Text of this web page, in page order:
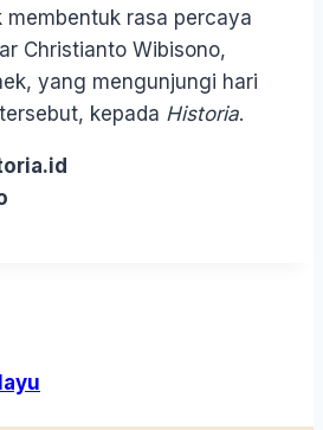
membentuk rasa percaya
Christianto Wibisono,
yang mengunjungi hari
kepada Historia.